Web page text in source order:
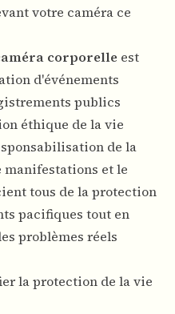
votre caméra ce
corporelle est
d'événements
publics
éthique de la vie
de la
et le
tous de la protection
pacifiques tout en
problèmes réels
la protection de la vie